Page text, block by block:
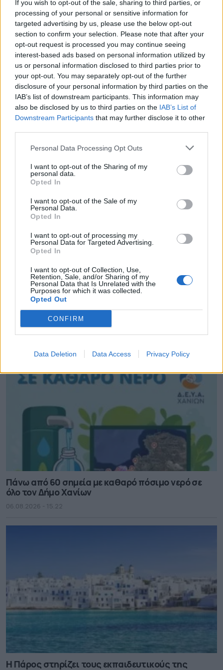
If you wish to opt-out of the sale, sharing to third parties, or
processing of your personal or sensitive information for
targeted advertising by us, please use the below opt-out
section to confirm your selection. Please note that after your
opt-out request is processed you may continue seeing
interest-based ads based on personal information utilized by
us or personal information disclosed to third parties prior to
your opt-out. You may separately opt-out of the further
disclosure of your personal information by third parties on the
IAB’s list of downstream participants. This information may
also be disclosed by us to third parties on the IAB’s List of
Downstream Participants that may further disclose it to other
Personal Data Processing Opt Outs
I want to opt-out of the Sharing of my
personal data.
Opted In
I want to opt-out of the Sale of my
Personal Data.
Opted In
I want to opt-out of processing my
Personal Data for Targeted Advertising.
Opted In
I want to opt-out of Collection, Use,
Retention, Sale, and/or Sharing of my
Personal Data that Is Unrelated with the
Purposes for which it was collected.
Opted Out
CONFIRM
Data Deletion Data Access Privacy Policy
Πάνω από 60 σημεία με καθαρό πόσιμο νερό σε
όλο τον Δήμο Χανίων
Η Πάρος στηρίζει τους εκπαιδευτικούς της
TAGS:
ΑΛΕΞΗΣ
ΚΑΛΟΚΑΙΡΙΝΟΣ ΑΥΤΟΨΙΑ ΕΡΓΑ ΗΡΑΚΛΕΙΟ ΥΔΡΕΥΣΗ
ΔΗΜΟΙ
Attica Roots Festival: Εννέα συναυλίες, δεκάδες
χιλιάδες θεατές, ένας νέος πολιτιστικός χάρτης
της Αττικής
06.08.2026 - 20.03
Πάνω από 60 σημεία με καθαρό πόσιμο νερό σε
όλο τον Δήμο Χανίων
06.08.2026 - 15.22
Η Πάρος στηρίζει τους εκπαιδευτικούς της